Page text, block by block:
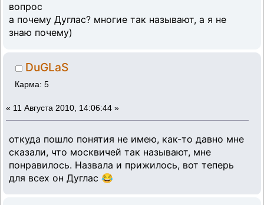
вопрос
а почему Дуглас? многие так называют, а я не
знаю почему)
DuGLaS
Карма: 5
« 11 Августа 2010, 14:06:44 »
откуда пошло понятия не имею, как-то давно мне
сказали, что москвичей так называют, мне
понравилось. Назвала и прижилось, вот теперь
для всех он Дуглас 😂